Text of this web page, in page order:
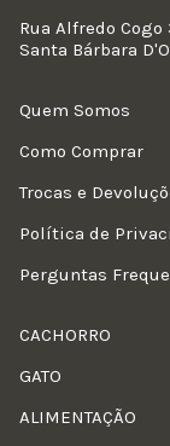
Rua Alfredo
Santa Bárbara
Quem Somos
Como Comprar
Trocas e
Política de
Perguntas
CACHORRO
GATO
ALIMENTAÇÃO